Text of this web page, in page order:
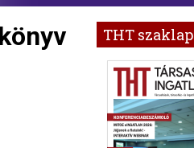
THT szaklap